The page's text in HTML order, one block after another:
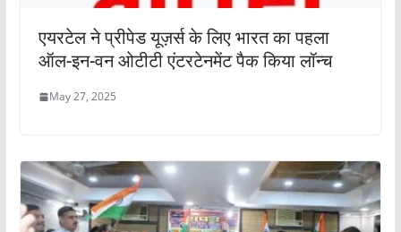
एयरटेल ने प्रीपेड यूज़र्स के लिए भारत का पहला
ऑल-इन-वन ओटीटी एंटरटेनमेंट पैक किया लॉन्च
May 27, 2025